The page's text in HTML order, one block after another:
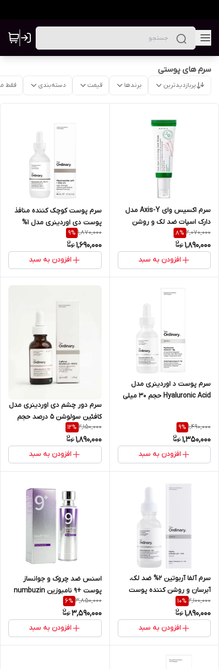
سرم های پوستی
پربازدیدترین برندها قیمت دسته‌بندی فقط
سرم اکسیس وای Axis-Y مدل
دارک اسپات ضد لک و روشن
کننده و از بین برنده جای جوش
حجم ۵۰ میل
2,070,000
8%
1,890,000
افزودن به سبد
سرم پوست کوچک کننده منافذ
پوست دی اوردینری مدل 1%
۳۰ میلی لیتر
1,870,000
9%
1,690,000
افزودن به سبد
سرم پوست د اوردینری مدل
Hyaluronic Acid حجم 30 میلی
1,490,000
9%
1,350,000
افزودن به سبد
سرم دور چشم دی اوردینری مدل
کافئین سولوشن 5 درصد حجم
30 میلی لیتر
2,150,000
12%
1,890,000
افزودن به سبد
سرم آلفا آربوتین 2% ضد لک،
آبرسان و روشن کننده پوست
30ML
2,100,000
10%
1,890,000
افزودن به سبد
اسنس ضد چروک و جوانساز
پوست +9 نامبوزین numbuzin
پپتاید حجم 50 میل
3,850,000
6%
3,590,000
افزودن به سبد